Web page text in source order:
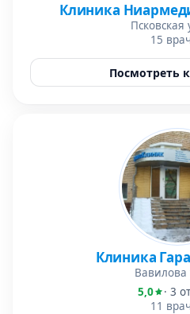
Клиника
Псковская
15
Посмотреть
Клиника
Вавилова
5,0
· 3
11